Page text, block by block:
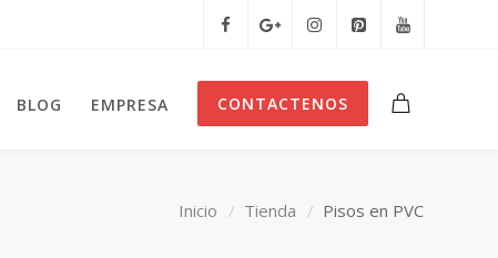
BLOG EMPRESA CONTACTENOS
Inicio Tienda Pisos en PVC